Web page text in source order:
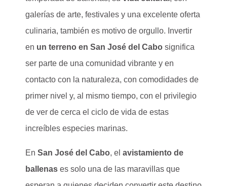
galerías de arte, festivales y una excelente oferta
culinaria, también es motivo de orgullo. Invertir
en un terreno en San José del Cabo significa
ser parte de una comunidad vibrante y en
contacto con la naturaleza, con comodidades de
primer nivel y, al mismo tiempo, con el privilegio
de ver de cerca el ciclo de vida de estas
increíbles especies marinas.
En San José del Cabo, el avistamiento de
ballenas es solo una de las maravillas que